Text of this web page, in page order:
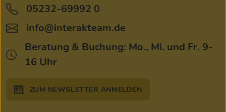
Tel:
05232-69992 0
Mail:info@interakteam.de
Beratung & Buchung: Mo., Mi. und Fr. 9-
16 Uhr
ZUM NEWSLETTER ANMELDEN